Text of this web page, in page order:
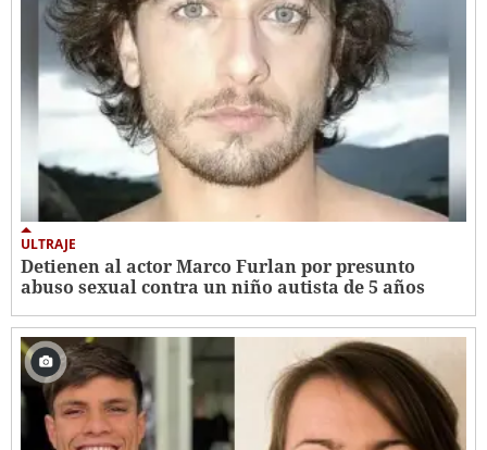
ULTRAJE
Detienen al actor Marco Furlan por presunto
abuso sexual contra un niño autista de 5 años